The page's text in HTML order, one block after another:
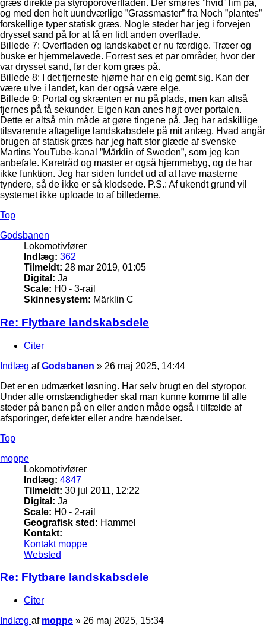
græs direkte på styroporoverfladen. Der smøres ”hvid” lim på,
og med den helt uundværlige ”Grassmaster” fra Noch ”plantes”
forskellige typer statisk græs. Nogle steder har jeg i forvejen
drysset sand på for at få en lidt anden overflade.
Billede 7: Overfladen og landskabet er nu færdige. Træer og
buske er hjemmelavede. Forrest ses et par områder, hvor der
var drysset sand, før der kom græs på.
Billede 8: I det fjerneste hjørne har en elg gemt sig. Kan der
være ulve i landet, kan der også være elge.
Billede 9: Portal og skrænten er nu på plads, men kan altså
fjernes på få sekunder. Elgen kan anes højt over portalen.
Dette er altså min måde at gøre tingene på. Jeg har adskillige
tilsvarende aftagelige landskabsdele på mit anlæg. Hvad angår
brugen af statisk græs har jeg haft stor glæde af svenske
Martins YouTube-kanal ”Märklin of Sweden”, som jeg kan
anbefale. Køretråd og master er også hjemmebyg, og de har
ikke funktion. Jeg har siden fundet ud af at lave masterne
tyndere, så de ikke er så klodsede. P.S.: Af ukendt grund vil
systemet ikke uploade to af billederne.
Top
Godsbanen
Lokomotivfører
Indlæg: 362
Tilmeldt: 28 mar 2019, 01:05
Digital: Ja
Scale: H0 - 3-rail
Skinnesystem: Märklin C
Re: Flytbare landskabsdele
Citer
Indlæg afGodsbanen » 26 maj 2025, 14:44
Det er en udmærket løsning. Har selv brugt en del styropor.
Under alle omstændigheder skal man kunne komme til alle
steder på banen på en eller anden måde også i tilfælde af
afsporinger, defekter eller andre hændelser.
Top
moppe
Lokomotivfører
Indlæg: 4847
Tilmeldt: 30 jul 2011, 12:22
Digital: Ja
Scale: H0 - 2-rail
Geografisk sted: Hammel
Kontakt:
Kontakt moppe
Websted
Re: Flytbare landskabsdele
Citer
Indlæg af moppe » 26 maj 2025, 15:34